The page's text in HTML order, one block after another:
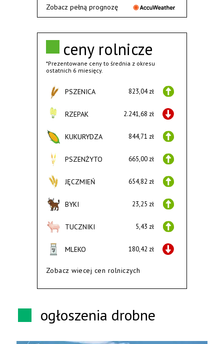
ceny rolnicze
*Prezentowane ceny to średnia z okresu
ostatnich 6 miesięcy.
PSZENICA 823,04 zł
RZEPAK 2.241,68 zł
KUKURYDZA 844,71 zł
PSZENŻYTO 665,00 zł
JĘCZMIEŃ 654,82 zł
BYKI 23,25 zł
TUCZNIKI 5,43 zł
MLEKO 180,42 zł
Zobacz wiecej cen rolniczych
Zobacz pełną prognozę
ogłoszenia drobne